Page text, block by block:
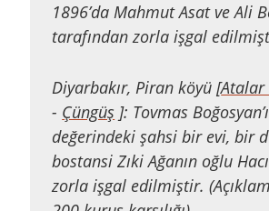
1896’da Mahmut Asat ve Ali
tarafından zorla işgal
Diyarbakır, Piran köyü [Atalar
- Çüngüş ]: Tovmas
değerindeki şahsi bir evi, bir
bostansi Zıki Ağanın oğlu
zorla işgal edilmiştir.